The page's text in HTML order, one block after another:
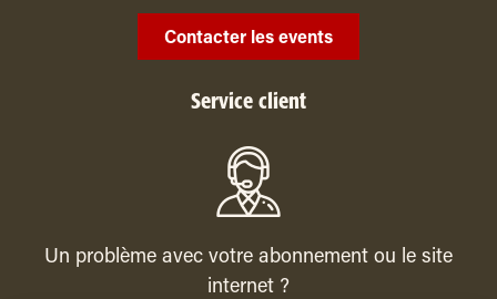
Contacter les events
Service client
Un problème avec votre abonnement ou le site
internet ?